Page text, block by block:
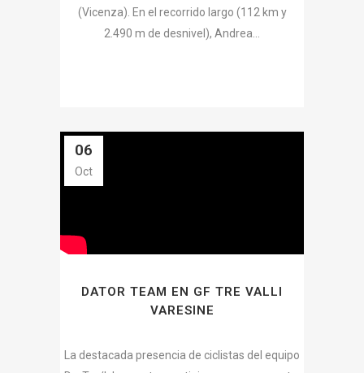
(Vicenza). En el recorrido largo (112 km y
2.490 m de desnivel), Andrea...
06
Oct
DATOR TEAM EN GF TRE VALLI
VARESINE
La destacada presencia de ciclistas del equipo